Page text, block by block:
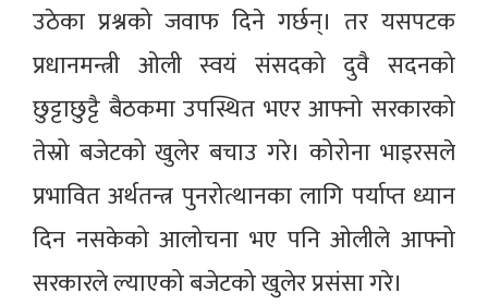
उठेका प्रश्नको जवाफ दिने गर्छन्। तर यसपटक
प्रधानमन्त्री ओली स्वयं संसदको दुवै सदनको
छुट्टाछुट्टै बैठकमा उपस्थित भएर आफ्नो सरकारको
तेस्रो बजेटको खुलेर बचाउ गरे। कोरोना भाइरसले
प्रभावित अर्थतन्त्र पुनरोत्थानका लागि पर्याप्त ध्यान
दिन नसकेको आलोचना भए पनि ओलीले आफ्नो
सरकारले ल्याएको बजेटको खुलेर प्रसंसा गरे।